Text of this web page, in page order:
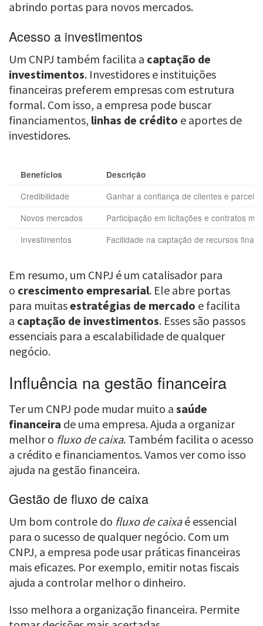
abrindo portas para novos mercados.
Acesso a investimentos
Um CNPJ também facilita a captação de
investimentos. Investidores e instituições
financeiras preferem empresas com estrutura
formal. Com isso, a empresa pode buscar
financiamentos, linhas de crédito e aportes de
investidores.
Benefícios Descrição
Credibilidade
Ganhar a confiança de clientes e
Novos mercados
Participação em licitações e contratos
Investimentos
Facilidade na captação de recursos
Em resumo, um CNPJ é um catalisador para
o crescimento empresarial. Ele abre portas
para muitasestratégias de mercado e facilita
a captação de investimentos. Esses são passos
essenciais para a escalabilidade de qualquer
negócio.
Influência na gestão financeira
Ter um CNPJ pode mudar muito a saúde
financeira de uma empresa. Ajuda a organizar
melhor o fluxo de caixa. Também facilita o acesso
a crédito e financiamentos. Vamos ver como isso
ajuda na gestão financeira.
Gestão de fluxo de caixa
Um bom controle do fluxo de caixaé essencial
para o sucesso de qualquer negócio. Com um
CNPJ, a empresa pode usar práticas financeiras
mais eficazes. Por exemplo, emitir notas fiscais
ajuda a controlar melhor o dinheiro.
Isso melhora a organização financeira. Permite